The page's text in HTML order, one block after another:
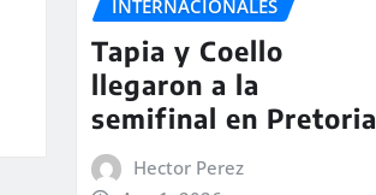
INTERNACIONALES
Tapia y Coello
llegaron a la
semifinal en Pretoria
Hector Perez